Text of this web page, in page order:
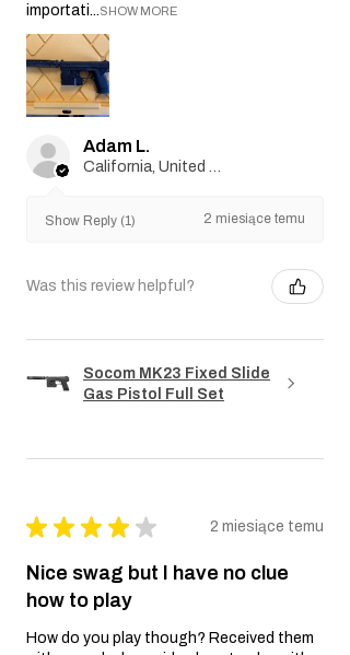
importati...SHOW MORE
Adam L.
Show Reply (1) 2 miesiące temu
Was this review helpful?
Socom MK23 Fixed Slide
Gas Pistol Full Set
★ ★ ★ ★ ★ 2 miesiące temu
Nice swag but I have no clue
how to play
How do you play though? Received them